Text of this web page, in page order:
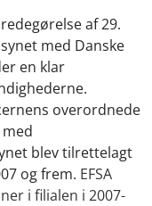
af 29.
med Danske
en klar
overordnede
blev tilrettelagt
og frem. EFSA
i filialen i 2007-